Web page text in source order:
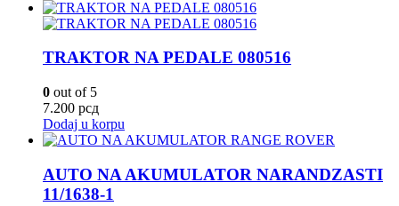
TRAKTOR NA PEDALE 080516
0 out of 5
7.200 рсд
Dodaj u korpu
AUTO NA AKUMULATOR NARANDZASTI
11/1638-1